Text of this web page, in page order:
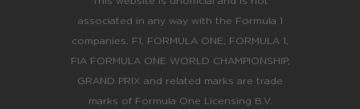
associated in any way with the Formula 1
companies. F1, FORMULA ONE, FORMULA 1,
FIA FORMULA ONE WORLD CHAMPIONSHIP,
GRAND PRIX and related marks are trade
marks of Formula One Licensing B.V.